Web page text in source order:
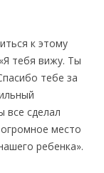
к этому
тебя вижу. Ты
тебе за
все сделал
место
ребенка».